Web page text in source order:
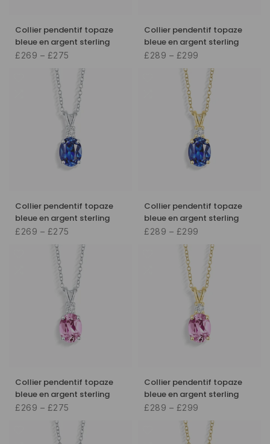
Collier pendentif topaze
bleue en argent sterling
£269 – £275
Collier pendentif topaze
bleue en argent sterling
£289 – £299
Collier pendentif topaze
bleue en argent sterling
£269 – £275
Collier pendentif topaze
bleue en argent sterling
£289 – £299
Collier pendentif topaze
bleue en argent sterling
£269 – £275
Collier pendentif topaze
bleue en argent sterling
£289 – £299